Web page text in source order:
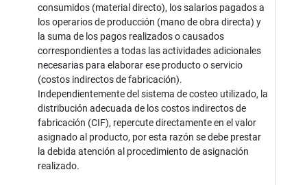
consumidos (material directo), los salarios pagados a
los operarios de producción (mano de obra directa) y
la suma de los pagos realizados o causados
correspondientes a todas las actividades adicionales
necesarias para elaborar ese producto o servicio
(costos indirectos de fabricación).
Independientemente del sistema de costeo utilizado, la
distribución adecuada de los costos indirectos de
fabricación (CIF), repercute directamente en el valor
asignado al producto, por esta razón se debe prestar
la debida atención al procedimiento de asignación
realizado.